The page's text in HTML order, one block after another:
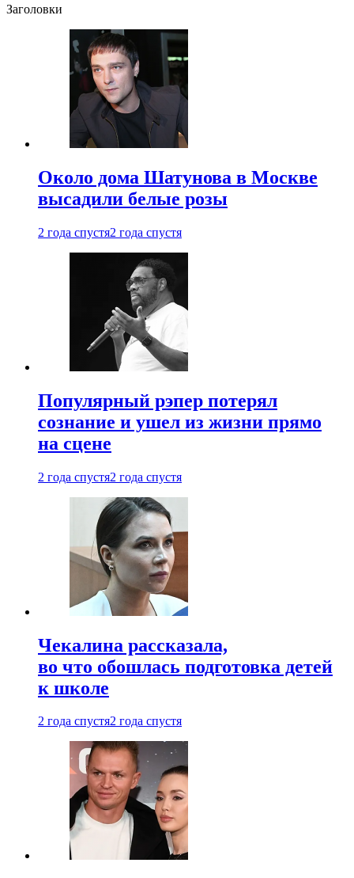
Заголовки
Около дома Шатунова в Москве
высадили белые розы
2 года спустя2 года спустя
Популярный рэпер потерял
сознание и ушел из жизни прямо
на сцене
2 года спустя2 года спустя
Чекалина рассказала,
во что обошлась подготовка детей
к школе
2 года спустя2 года спустя